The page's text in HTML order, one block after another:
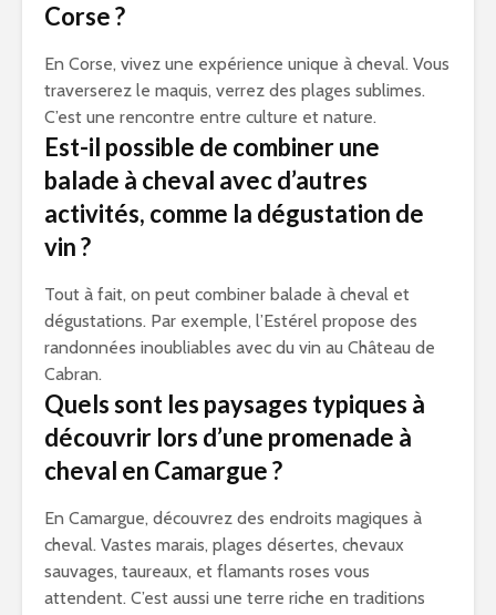
Corse ?
En Corse, vivez une expérience unique à cheval. Vous
traverserez le maquis, verrez des plages sublimes.
C’est une rencontre entre culture et nature.
Est-il possible de combiner une
balade à cheval avec d’autres
activités, comme la dégustation de
vin ?
Tout à fait, on peut combiner balade à cheval et
dégustations. Par exemple, l’Estérel propose des
randonnées inoubliables avec du vin au Château de
Cabran.
Quels sont les paysages typiques à
découvrir lors d’une promenade à
cheval en Camargue ?
En Camargue, découvrez des endroits magiques à
cheval. Vastes marais, plages désertes, chevaux
sauvages, taureaux, et flamants roses vous
attendent. C’est aussi une terre riche en traditions